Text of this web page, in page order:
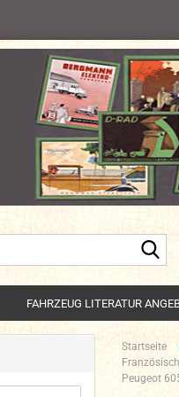
FAHRZEUG LITERATUR
Startseite
Peugeot